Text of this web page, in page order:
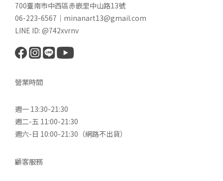
700臺南市中西區赤嵌里中山路13號
06-223-6567｜minanart13@gmail.com
LINE ID: @742xvrnv
營業時間
週一 13:30-21:30
週二-五 11:00-21:30
週六-日 10:00-21:30（網路不出貨）
顧客服務